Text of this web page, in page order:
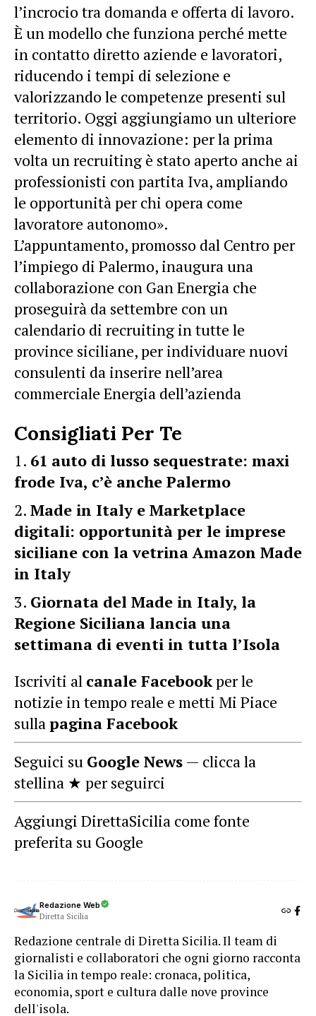
l’incrocio tra domanda e offerta di lavoro.
È un modello che funziona perché mette
in contatto diretto aziende e lavoratori,
riducendo i tempi di selezione e
valorizzando le competenze presenti sul
territorio. Oggi aggiungiamo un ulteriore
elemento di innovazione: per la prima
volta un recruiting è stato aperto anche ai
professionisti con partita Iva, ampliando
le opportunità per chi opera come
lavoratore autonomo».
L’appuntamento, promosso dal Centro per
l’impiego di Palermo, inaugura una
collaborazione con Gan Energia che
proseguirà da settembre con un
calendario di recruiting in tutte le
province siciliane, per individuare nuovi
consulenti da inserire nell’area
commerciale Energia dell’azienda
Consigliati Per Te
61 auto di lusso sequestrate: maxi
frode Iva, c’è anche Palermo
Made in Italy e Marketplace
digitali: opportunità per le imprese
siciliane con la vetrina Amazon Made
in Italy
Giornata del Made in Italy, la
Regione Siciliana lancia una
settimana di eventi in tutta l’Isola
Iscriviti al canale Facebookper le
notizie in tempo reale e metti Mi Piace
sullapagina Facebook
Seguici su Google News — clicca la
stellina ★ per seguirci
Aggiungi DirettaSicilia come fonte
preferita su Google
Redazione Web
Diretta Sicilia
Redazione centrale di Diretta Sicilia. Il team di
giornalisti e collaboratori che ogni giorno racconta
la Sicilia in tempo reale: cronaca, politica,
economia, sport e cultura dalle nove province
dell'isola.